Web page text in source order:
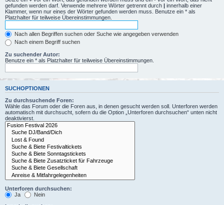
gefunden werden darf. Verwende mehrere Wörter getrennt durch | innerhalb einer
Klammer, wenn nur eines der Wörter gefunden werden muss. Benutze ein * als
Platzhalter für teilweise Übereinstimmungen.
Nach allen Begriffen suchen oder Suche wie angegeben verwenden
Nach einem Begriff suchen
Zu suchender Autor:
Benutze ein * als Platzhalter für teilweise Übereinstimmungen.
SUCHOPTIONEN
Zu durchsuchende Foren:
Wähle das Forum oder die Foren aus, in denen gesucht werden soll. Unterforen werden
automatisch mit durchsucht, sofern du die Option „Unterforen durchsuchen“ unten nicht
deaktivierst.
Unterforen durchsuchen:
Ja
Nein